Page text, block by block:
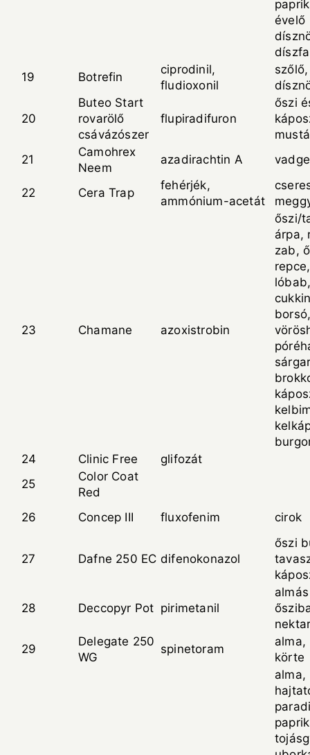
évelő
19
Botrefin
ciprodinil,
fludioxonil
szőlő,
20
Buteo Start
rovarölő
csávázószer
flupiradifuron
őszi
21
Camohrex
Neem
azadirachtin A
22 Cera Trap
fehérjék,
ammónium-acetát
23 Chamane azoxistrobin
őszi/
árpa,
zab,
24
Clinic Free
glifozát
25
Color Coat
Red
26
Concep III fluxofenim cirok
27 Dafne 250 EC difenokonazol
őszi
28 Deccopyr Pot pirimetanil
29
Delegate 250
WG
spinetoram
alma,
körte
alma,